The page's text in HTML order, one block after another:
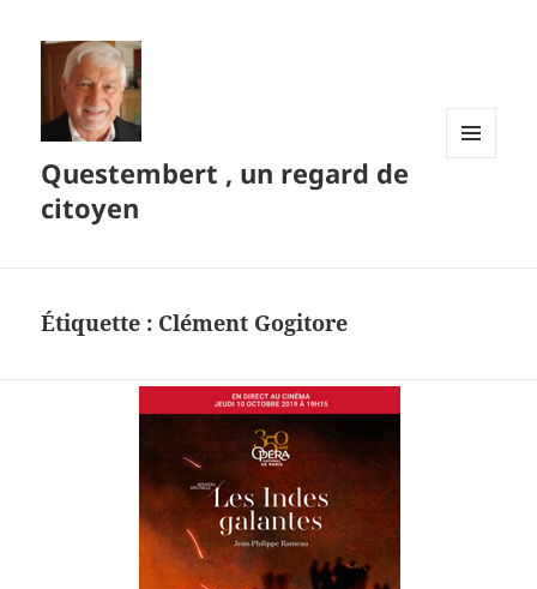
Questembert , un regard de
citoyen
Étiquette : Clément Gogitore